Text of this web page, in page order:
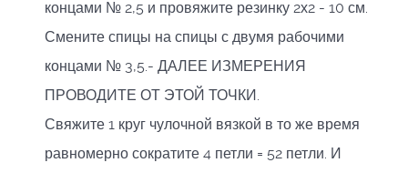
концами № 2,5 и провяжите резинку 2х2 - 10 см.
Смените спицы на спицы с двумя рабочими
концами № 3,5.- ДАЛЕЕ ИЗМЕРЕНИЯ
ПРОВОДИТЕ ОТ ЭТОЙ ТОЧКИ.
Свяжите 1 круг чулочной вязкой в то же время
равномерно сократите 4 петли = 52 петли. И